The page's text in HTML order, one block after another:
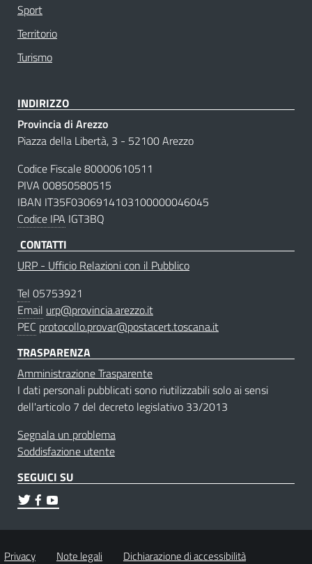
Sport
Territorio
Turismo
INDIRIZZO
Provincia di Arezzo
Piazza della Libertà, 3 - 52100 Arezzo
Codice Fiscale 80000610511
PIVA 00850580515
IBAN IT35F0306914103100000046045
Codice IPA IGT3BQ
CONTATTI
URP - Ufficio Relazioni con il Pubblico
Tel 05753921
Email urp@provincia.arezzo.it
PEC protocollo.provar@postacert.toscana.it
TRASPARENZA
Amministrazione Trasparente
I dati personali pubblicati sono riutilizzabili solo ai sensi
dell'articolo 7 del decreto legislativo 33/2013
Segnala un problema
Soddisfazione utente
SEGUICI SU
Privacy Note legali Dichiarazione di accessibilità